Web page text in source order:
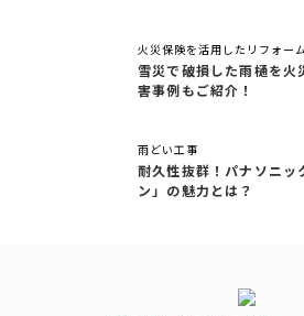
火災保険を活用したリフォー
雪災で破損した雨樋を火
害事例もご紹介！
雨どい工事
耐久性抜群！パナソニッ
ン」の魅力とは？